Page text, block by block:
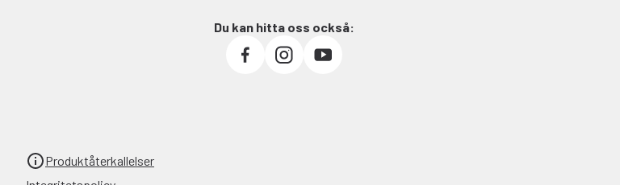
Du kan hitta oss också:
Produktåterkallelser